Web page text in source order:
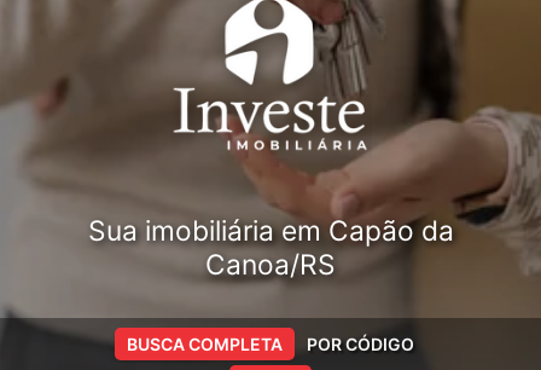
Sua imobiliária em Capão da
Canoa/RS
BUSCA COMPLETA POR CÓDIGO